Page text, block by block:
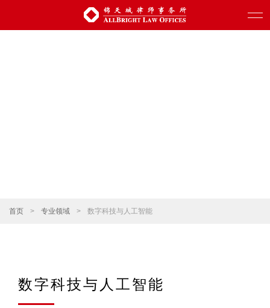
首页 > 专业领域 > 数字科技与人工智能
数字科技与人工智能